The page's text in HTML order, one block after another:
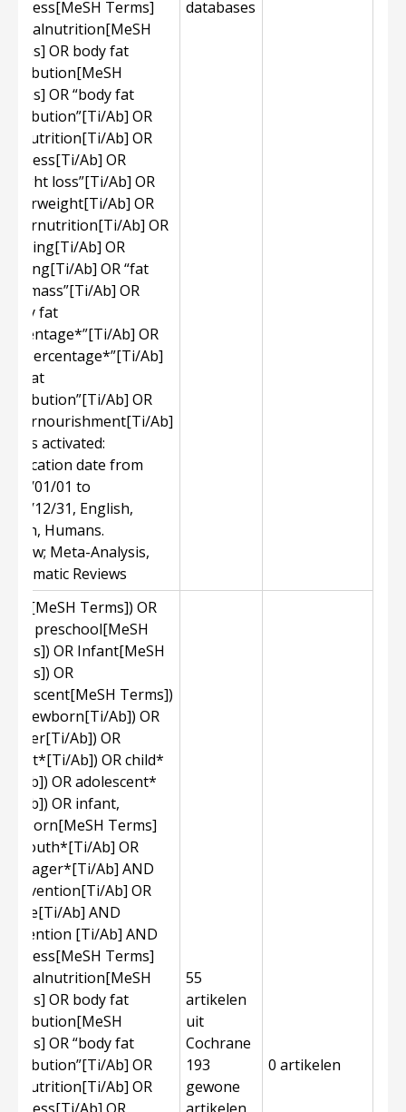
Terms]
malnutrition[MeSH
OR body fat
OR “body fat
Ab] OR
Ab] OR
Ab] OR
loss”[Ti/Ab] OR
Ab] OR
Ab] OR
Ab] OR
Ab] OR “fat
mass”[Ti/Ab] OR
fat
Ab] OR
percentage*”[Ti/Ab]
“fat
Ab] OR
Ab]
activated:
date from
01/01 to
12/31, English,
Humans.
Meta-Analysis,
Reviews
databases
Terms]) OR
preschool[MeSH
OR Infant[MeSH
OR
Terms])
Newborn[Ti/Ab]) OR
Ab]) OR
Ab]) OR child*
Ab]) OR adolescent*
Ab]) OR infant,
Terms]
youth*[Ti/Ab] OR
Ab] AND
Ab] OR
Ab] AND
[Ti/Ab] AND
Terms]
malnutrition[MeSH
OR body fat
OR “body fat
Ab] OR
Ab] OR
55
artikelen
uit
Cochrane
193
gewone
0 artikelen